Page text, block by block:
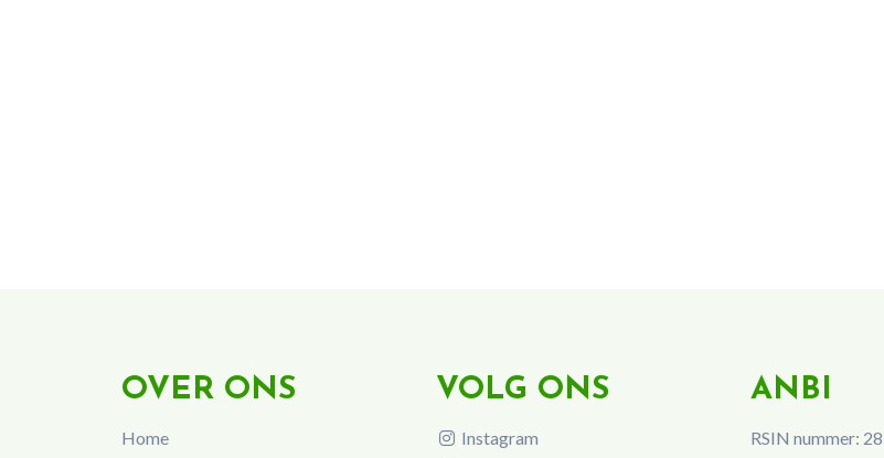
OVER ONS
Home
VOLG ONS
Instagram
ANBI
RSIN nummer: